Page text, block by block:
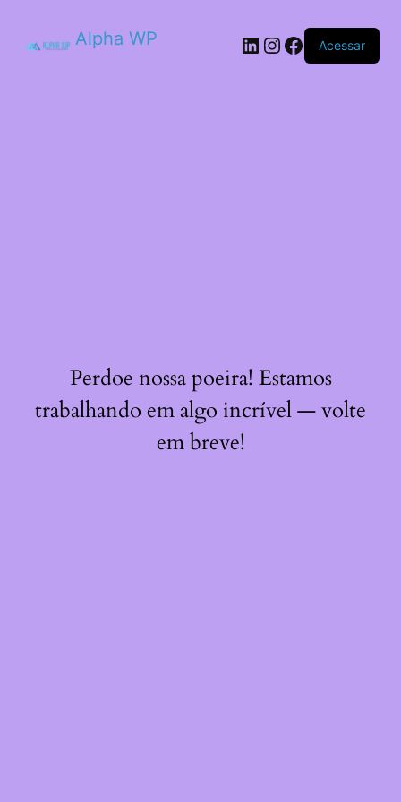
Alpha WP LinkedIn
Instagram
Facebook
Acessar
Perdoe nossa poeira! Estamos
trabalhando em algo incrível — volte
em breve!